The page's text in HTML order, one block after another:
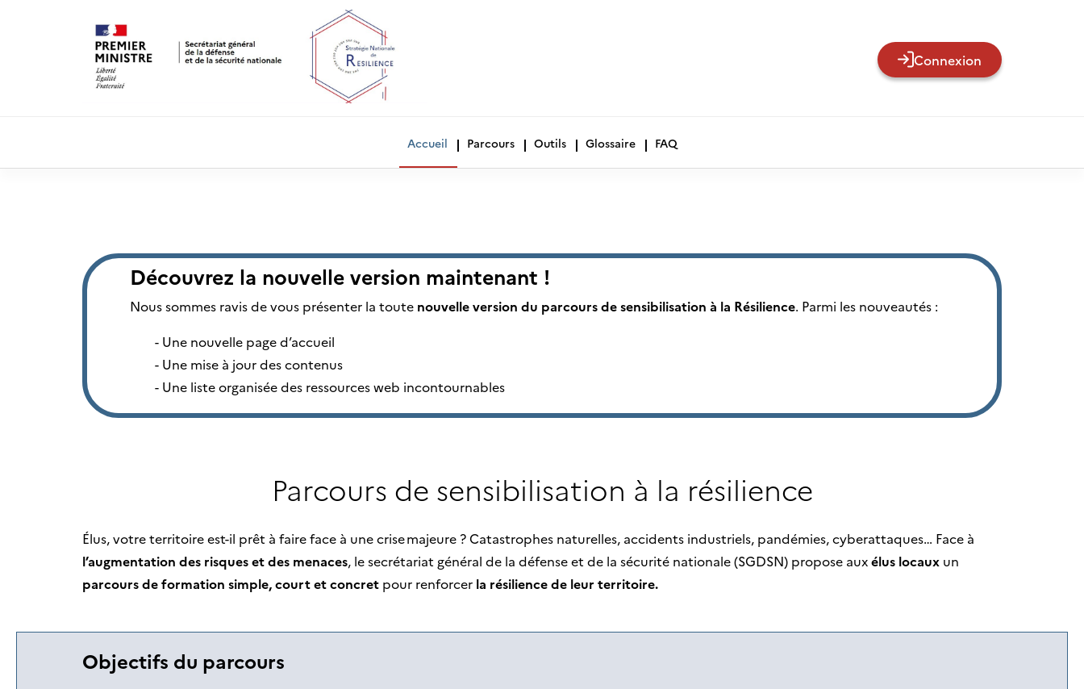
Connexion
Accueil Parcours Outils Glossaire FAQ
Découvrez la nouvelle version maintenant !
Nous sommes ravis de vous présenter la toute nouvelle version du parcours de sensibilisation à la Résilience. Parmi les nouveautés :
Une nouvelle page d’accueil
Une mise à jour des contenus
Une liste organisée des ressources web incontournables
Parcours de sensibilisation à la résilience
Élus, votre territoire est-il prêt à faire face à une crise majeure ? Catastrophes naturelles, accidents industriels, pandémies, cyberattaques… Face à
l’augmentation des risques et des menaces, le secrétariat général de la défense​ et de la sécurité nationale (SGDSN) propose auxélus locaux un
parcours de formation simple, court et concret pour renforcer la résilience de leur territoire.
Objectifs du parcours